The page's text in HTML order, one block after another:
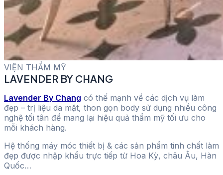
VIỆN THẨM MỸ
LAVENDER BY CHANG
Lavender By Chang có thế mạnh về các dịch vụ làm
đẹp – trị liệu da mặt, thon gọn body sử dụng nhiều công
nghệ tối tân để mang lại hiệu quả thẩm mỹ tối ưu cho
mỗi khách hàng.
Hệ thống máy móc thiết bị & các sản phẩm tinh chất làm
đẹp được nhập khẩu trực tiếp từ Hoa Kỳ, châu Âu, Hàn
Quốc…